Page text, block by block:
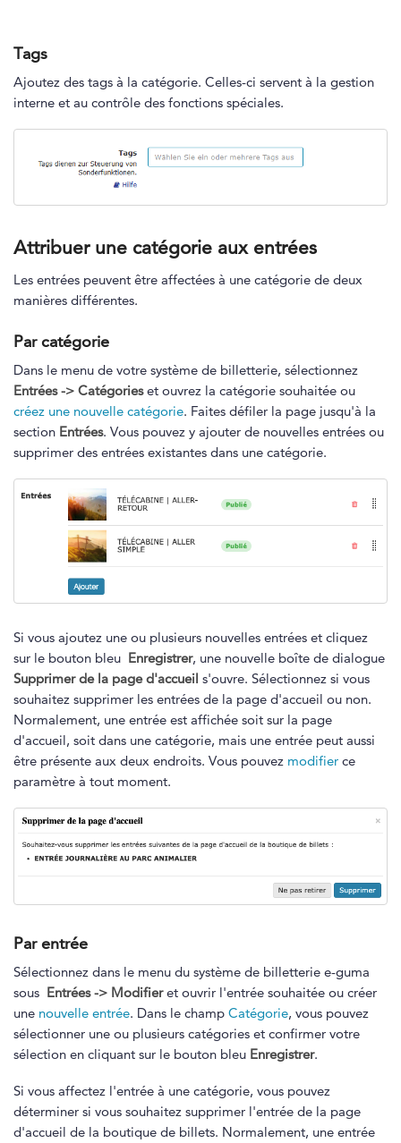
Tags
Ajoutez des tags à la catégorie. Celles-ci servent à la gestion
interne et au contrôle des fonctions spéciales.
Attribuer une catégorie aux entrées
Les entrées peuvent être affectées à une catégorie de deux
manières différentes.
Par catégorie
Dans le menu de votre système de billetterie, sélectionnez
Entrées -> Catégorieset ouvrez la catégorie souhaitée ou
créez une nouvelle catégorie. Faites défiler la page jusqu'à la
section Entrées. Vous pouvez y ajouter de nouvelles entrées ou
supprimer des entrées existantes dans une catégorie.
Si vous ajoutez une ou plusieurs nouvelles entrées et cliquez
sur le bouton bleu Enregistrer, une nouvelle boîte de dialogue
Supprimer de la page d'accueil s'ouvre. Sélectionnez si vous
souhaitez supprimer les entrées de la page d'accueil ou non.
Normalement, une entrée est affichée soit sur la page
d'accueil, soit dans une catégorie, mais une entrée peut aussi
être présente aux deux endroits. Vous pouvez modifier ce
paramètre à tout moment.
Par entrée
Sélectionnez dans le menu du système de billetterie e-guma
sous Entrées -> Modifieret ouvrir l'entrée souhaitée ou créer
une nouvelle entrée. Dans le champ Catégorie, vous pouvez
sélectionner une ou plusieurs catégories et confirmer votre
sélection en cliquant sur le bouton bleu Enregistrer.
Si vous affectez l'entrée à une catégorie, vous pouvez
déterminer si vous souhaitez supprimer l'entrée de la page
d'accueil de la boutique de billets. Normalement, une entrée